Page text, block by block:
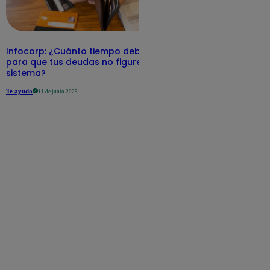
Infocorp: ¿Cuánto tiempo debe pasar
para que tus deudas no figuren en su
sistema?
Te ayudo 11 de junio 2025